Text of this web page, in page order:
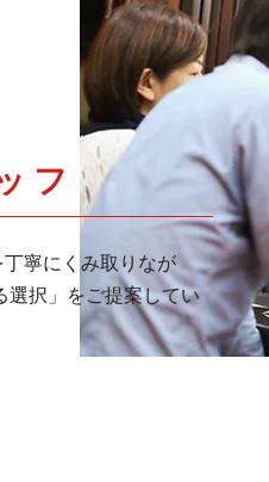
フ
寧にくみ取りなが
選択」をご提案してい